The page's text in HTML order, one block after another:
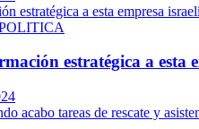
estratégica a esta